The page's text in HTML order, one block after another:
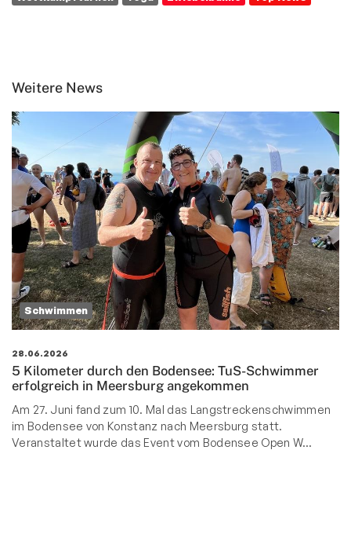
Weitere News
Schwimmen
28.06.2026
5 Kilometer durch den Bodensee: TuS-Schwimmer
erfolgreich in Meersburg angekommen
Am 27. Juni fand zum 10. Mal das Langstreckenschwimmen
im Bodensee von Konstanz nach Meersburg statt.
Veranstaltet wurde das Event vom Bodensee Open W…